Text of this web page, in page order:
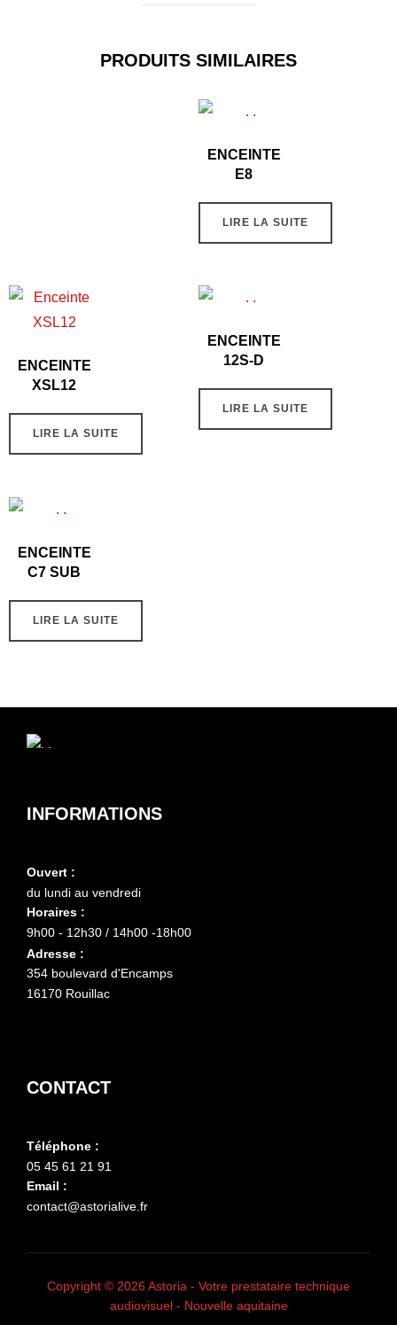
PRODUITS SIMILAIRES
ENCEINTE
E8
LIRE LA SUITE
ENCEINTE
XSL12
LIRE LA SUITE
ENCEINTE
12S-D
LIRE LA SUITE
ENCEINTE
C7 SUB
LIRE LA SUITE
INFORMATIONS
Ouvert :
du lundi au vendredi
Horaires :
9h00 - 12h30 / 14h00 -18h00
Adresse :
354 boulevard d'Encamps
16170 Rouillac
CONTACT
Téléphone :
05 45 61 21 91
Email :
contact@astorialive.fr
Copyright © 2026 Astoria - Votre prestataire technique
audiovisuel - Nouvelle aquitaine